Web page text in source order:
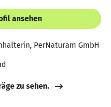
ansehen
PerNaturam GmbH
zu sehen.